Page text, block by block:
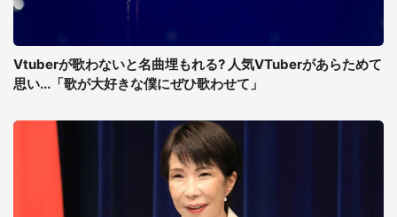
Vtuberが歌わないと名曲埋もれる? 人気VTuberがあらためて
思い...「歌が大好きな僕にぜひ歌わせて」